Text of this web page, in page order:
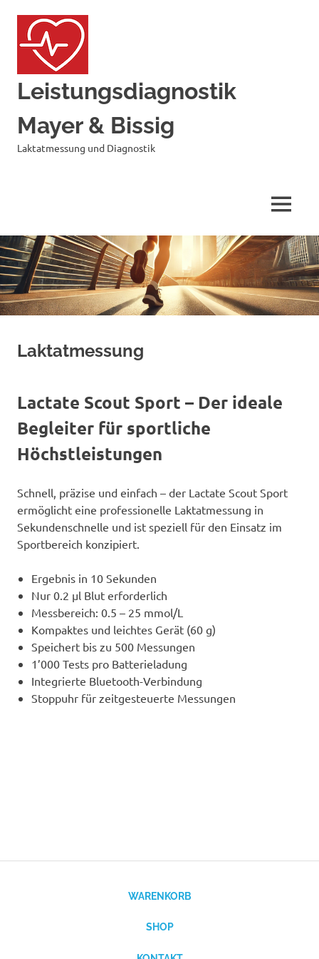
springen
Leistungsdiagnostik
Mayer & Bissig
Laktatmessung und Diagnostik
MENÜ
Laktatmessung
Lactate Scout Sport – Der ideale
Begleiter für sportliche
Höchstleistungen
Schnell, präzise und einfach – der Lactate Scout Sport
ermöglicht eine professionelle Laktatmessung in
Sekundenschnelle und ist speziell für den Einsatz im
Sportbereich konzipiert.
Ergebnis in 10 Sekunden
Nur 0.2 μl Blut erforderlich
Messbereich: 0.5 – 25 mmol/L
Kompaktes und leichtes Gerät (60 g)
Speichert bis zu 500 Messungen
1’000 Tests pro Batterieladung
Integrierte Bluetooth-Verbindung
Stoppuhr für zeitgesteuerte Messungen
WARENKORB
SHOP